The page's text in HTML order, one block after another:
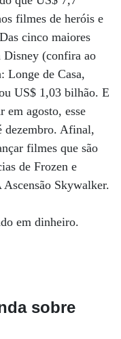
filmes de heróis e
cinco maiores
Disney (confira ao
Longe de Casa,
US$ 1,03 bilhão. E
em agosto, esse
dezembro. Afinal,
filmes que são
de Frozen e
Skywalker.
em dinheiro.
sobre